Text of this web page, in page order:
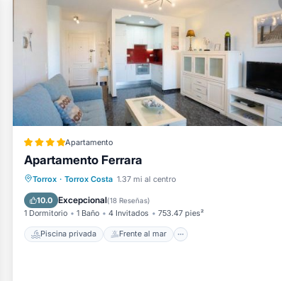
Apartamento
Apartamento Ferrara
Torrox · Torrox Costa 1.37 mi al centro
10.0 Excepcional(18 Reseñas)
1 Dormitorio 1 Baño 4 Invitados 753.47 pies²
Piscina privada Frente al mar
Piscina privada
Frente al mar
Chimenea/Calefacción